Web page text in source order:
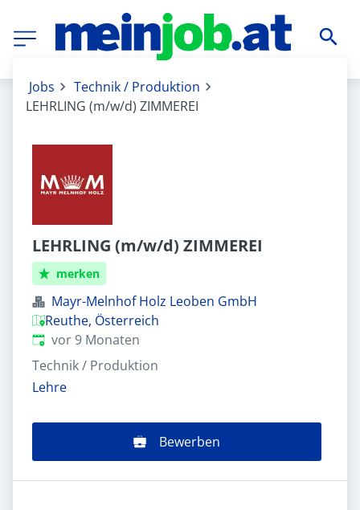
Jobs
Technik / Produktion
LEHRLING (m/w/d) ZIMMEREI
LEHRLING (m/w/d) ZIMMEREI
merken
Mayr-Melnhof Holz Leoben GmbH
Reuthe, Österreich
Veröffentlicht:
vor 9 Monaten
Technik / Produktion
Lehre
Bewerben